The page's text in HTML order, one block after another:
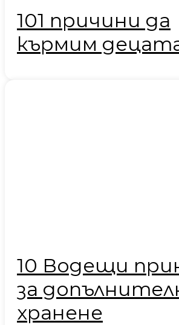
101 причини да
кърмим
10 Водещи
за
хранене